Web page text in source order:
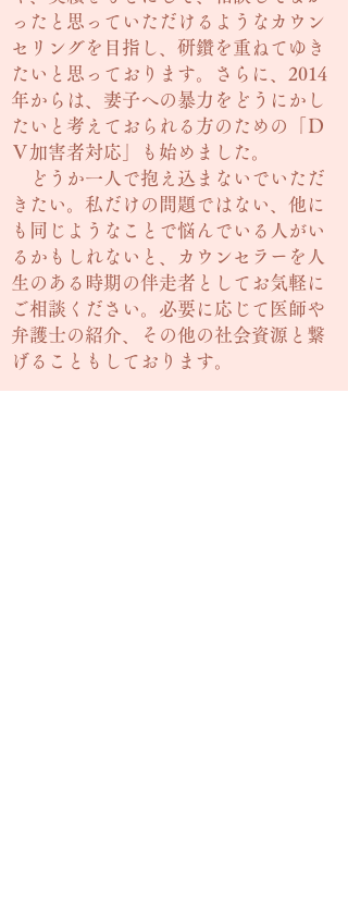
ったと思っていただけるようなカウン
セリングを目指し、研鑽を重ねてゆき
たいと思っております。さらに、2014
年からは、妻子への暴力をどうにかし
たいと考えておられる方のための「Ｄ
Ｖ加害者対応」も始めました。
どうか一人で抱え込まないでいただ
きたい。私だけの問題ではない、他に
も同じようなことで悩んでいる人がい
るかもしれないと、カウンセラーを人
生のある時期の伴走者としてお気軽に
ご相談ください。必要に応じて医師や
弁護士の紹介、その他の社会資源と繋
げることもしております。